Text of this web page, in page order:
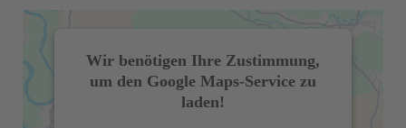
Wir benötigen Ihre Zustimmung,
um den Google Maps-Service zu
laden!